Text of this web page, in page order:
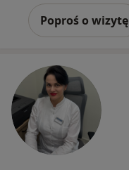
Poproś o wizytę